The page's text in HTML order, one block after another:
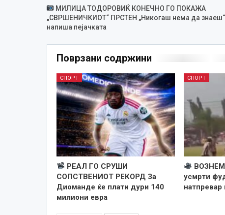
МИЛИЦА ТОДОРОВИЌ КОНЕЧНО ГО ПОКАЖА
„СВРШЕНИЧКИОТ“ ПРСТЕН „Никогаш нема да
напиша пејачката
Поврзани содржини
СПОРТ
РЕАЛ ГО СРУШИ
СОПСТВЕНИОТ РЕКОРД За
Диоманде ќе плати дури 140
милиони евра
СПОРТ
усмрти
натпревар